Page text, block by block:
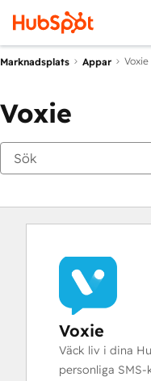
Marknadsplats Appar Voxie
Voxie
Voxie
Väck liv i dina
personliga